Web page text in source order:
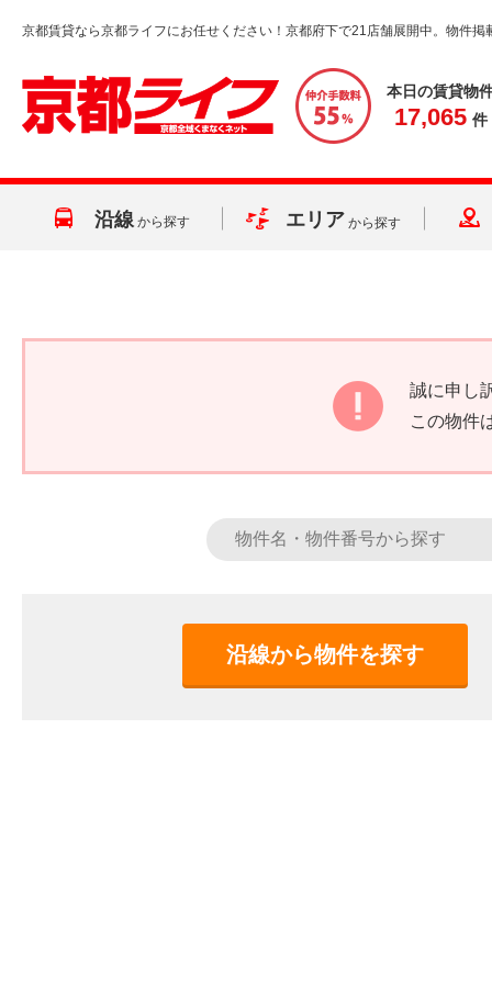
京都賃貸なら京都ライフにお任せください！京都府下で21店舗展開中。物件掲
本日の賃貸物
17,065 件
沿線 から探す エリア から探す
誠に申し
この物件
沿線から物件を探す